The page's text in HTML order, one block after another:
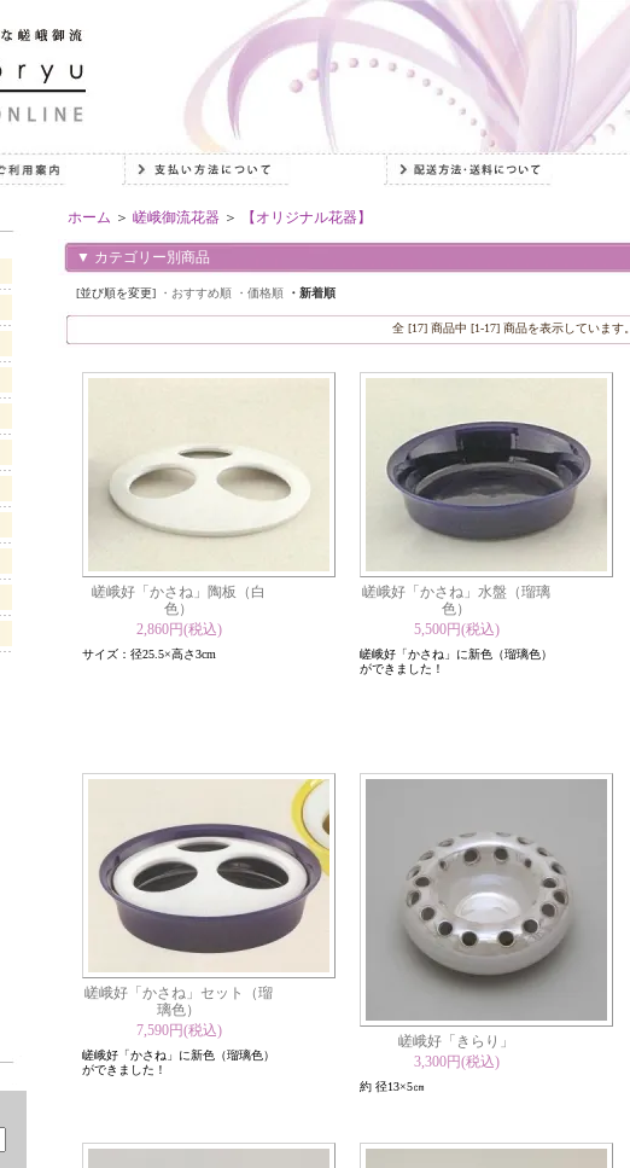
ホーム ＞ 嵯峨御流花器 ＞ 【オリジナル花器】
▼ カテゴリー別商品
[並び順を変更] ・おすすめ順 ・価格順 ・新着順
全 [17] 商品中 [1-17] 商品を表示しています。
嵯峨好「かさね」陶板（白
色）
2,860円(税込)
サイズ：径25.5×高さ3cm
嵯峨好「かさね」水盤（瑠璃
色）
5,500円(税込)
嵯峨好「かさね」に新色（瑠璃色）
ができました！
嵯峨好「かさね」セット（瑠
璃色）
7,590円(税込)
嵯峨好「かさね」に新色（瑠璃色）
ができました！
嵯峨好「きらり」
3,300円(税込)
約 径13×5㎝